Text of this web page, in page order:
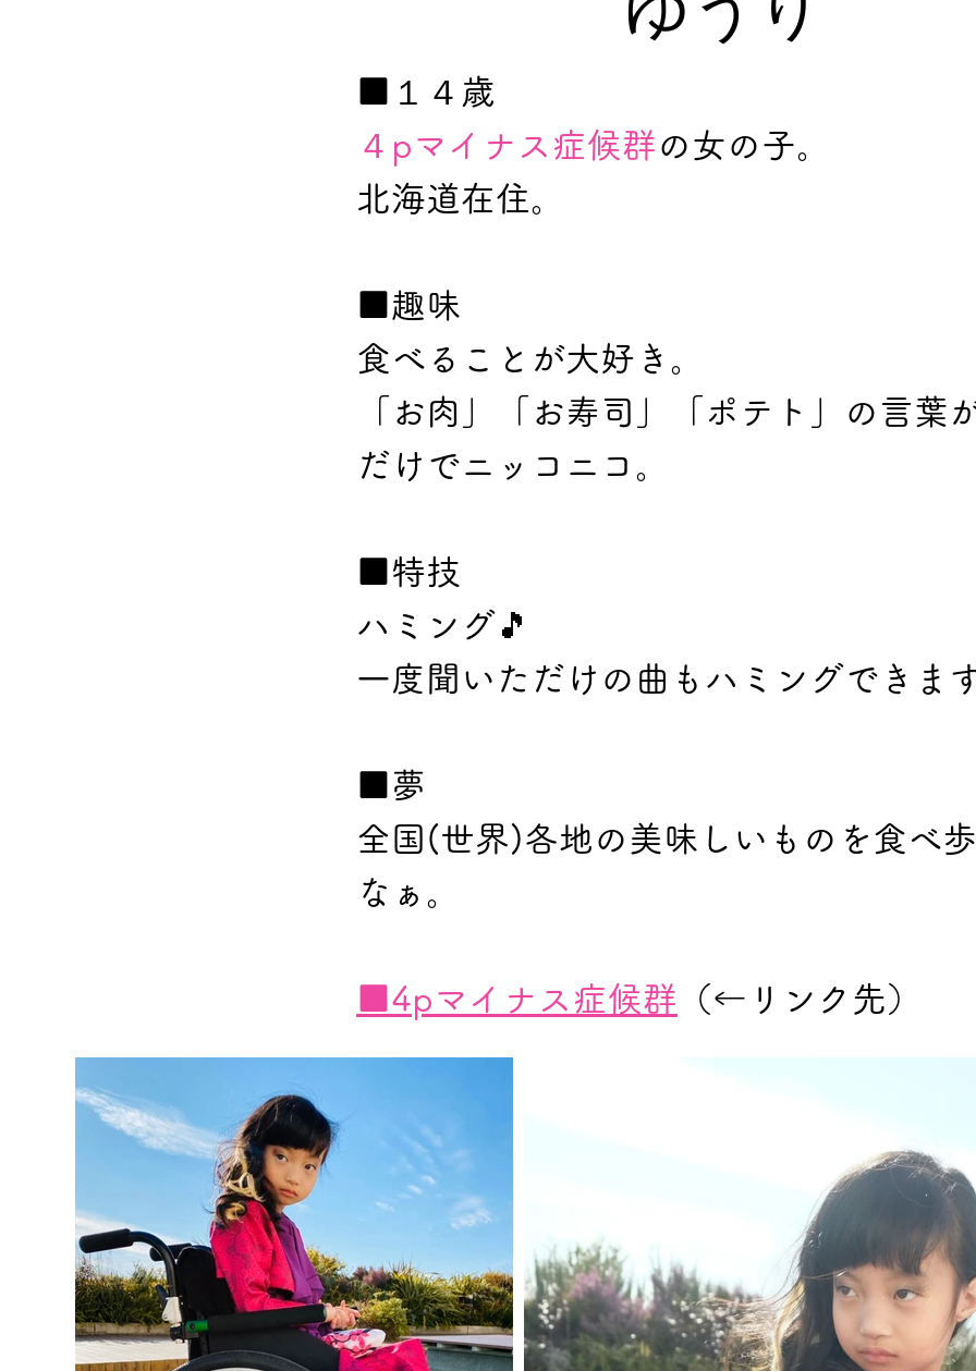
■１４歳
４pマイナス症候群の女の子。
北海道在住。
■趣味
食べることが大好き。
「お肉」「お寿司」「ポテト」の言葉
だけでニッコニコ。
■特技
ハミング🎵
一度聞いただけの曲もハミングできます
■夢
全国(世界)各地の美味しいものを食べ
なぁ。
■4pマイナス症候群 （←リンク先）